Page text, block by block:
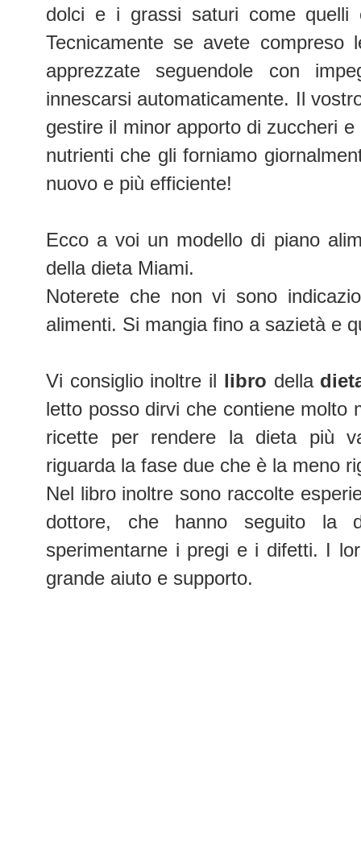
dolci e i grassi saturi come quelli
Tecnicamente se avete
apprezzate seguendole con
innescarsi automaticamente. Il
gestire il minor apporto di zuccheri
nutrienti che gli forniamo
nuovo e più efficiente!
Ecco a voi un modello di piano
della dieta Miami.
Noterete che non vi sono
alimenti. Si mangia fino a sazietà e
Vi consiglio inoltre il libro della
letto posso dirvi che contiene molto
ricette per rendere la dieta più
riguarda la fase due che è la meno
Nel libro inoltre sono raccolte
dottore, che hanno seguito la
sperimentarne i pregi e i difetti. I
grande aiuto e supporto.